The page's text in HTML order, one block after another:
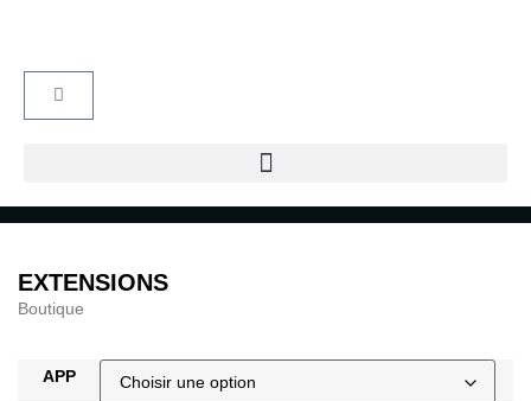
EXTENSIONS
Boutique
APP